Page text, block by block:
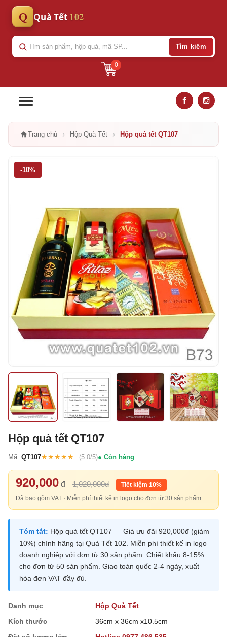
Q Quà Tết 102
0
Tìm kiếm
Trang chủ › Hộp Quà Tết › Hộp quà tết QT107
-10%
Hộp quà tết QT107
Mã: QT107★★★★★ (5.0/5) Còn hàng
920,000 đ 1,020,000đ
Tiết kiệm 10%
Đã bao gồm VAT · Miễn phí thiết kế in logo cho đơn từ 30 sản phẩm
Tóm tắt: Hộp quà tết QT107 — Giá ưu đãi 920,000đ (giảm
10%) chính hãng tại Quà Tết 102. Miễn phí thiết kế in logo
doanh nghiệp với đơn từ 30 sản phẩm. Chiết khấu 8-15%
cho đơn từ 50 sản phẩm. Giao toàn quốc 2-4 ngày, xuất
hóa đơn VAT đầy đủ.
Danh mục
Hộp Quà Tết
Kích thước
36cm x 36cm x10.5cm